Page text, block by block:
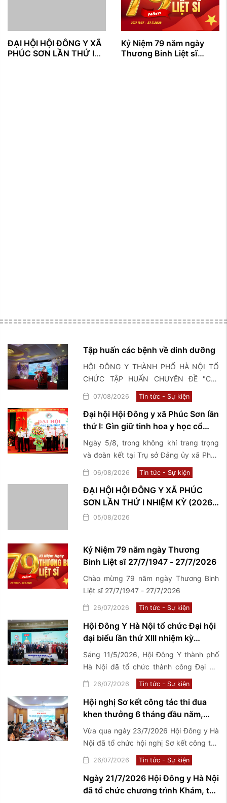
ĐẠI HỘI HỘI ĐÔNG Y XÃ
PHÚC SƠN LẦN THỨ I
Kỷ Niệm 79 năm ngày
Thương Binh Liệt sĩ
Tập huấn các bệnh về dinh dưỡng
HỘI ĐÔNG Y THÀNH PHỐ HÀ NỘI TỔ
CHỨC TẬP HUẤN CHUYÊN ĐỀ "Các
bệnh về dinh dưỡng và điều trị bằng y
07/08/2026 Tin tức - Sự kiện
Đại hội Hội Đông y xã Phúc Sơn lần
thứ I: Gìn giữ tinh hoa y học cổ
truyền, lan tỏa giá trị nhân văn vì
sức khỏe cộng đồng
Ngày 5/8, trong không khí trang trọng
và đoàn kết tại Trụ sở Đảng ủy xã Phúc
Sơn, Hội Đông y xã Phúc Sơn đã long
trọng tổ chức Đại hội lần thứ I, nhiệm kỳ
2026–2031, đánh dấu một bước phát
triển mới trong công tác kế thừa, bảo
tồn và phát huy những giá trị quý báu
06/08/2026 Tin tức - Sự kiện
ĐẠI HỘI HỘI ĐÔNG Y XÃ PHÚC
SƠN LẦN THỨ I NHIỆM KỲ (2026 –
2031)
05/08/2026
Kỷ Niệm 79 năm ngày Thương
Binh Liệt sĩ 27/7/1947 - 27/7/2026
Chào mừng 79 năm ngày Thương Binh
Liệt sĩ 27/7/1947 - 27/7/2026
26/07/2026 Tin tức - Sự kiện
Hội Đông Y Hà Nội tổ chức Đại hội
đại biểu lần thứ XIII nhiệm kỳ
2026-2031
Sáng 11/5/2026, Hội Đông Y thành phố
Hà Nội đã tổ chức thành công Đại hội
Đại biểu lần thứ XIII nhiệm kỳ 2026-2031
với chủ đề "Kế thừa - Đổi mới - Chuẩn
hóa - Phát triển".
26/07/2026 Tin tức - Sự kiện
Hội nghị Sơ kết công tác thi đua
khen thưởng 6 tháng đầu năm,
triển khai nhiệm vụ trọng tâm 6
tháng cuối năm 2026
Vừa qua ngày 23/7/2026 Hội Đông y Hà
Nội đã tổ chức hội nghị Sơ kết công tác
thi đua khen thưởng 6 tháng đầu năm,
triển khai nhiệm vụ trọng tâm 6 tháng
cuối năm 2026
26/07/2026 Tin tức - Sự kiện
Ngày 21/7/2026 Hội Đông y Hà Nội
đã tổ chức chương trình Khám, tư